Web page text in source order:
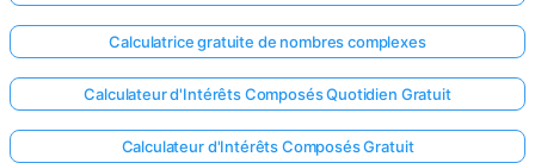
Calculatrice gratuite de nombres complexes
Calculateur d'Intérêts Composés Quotidien Gratuit
Calculateur d'Intérêts Composés Gratuit